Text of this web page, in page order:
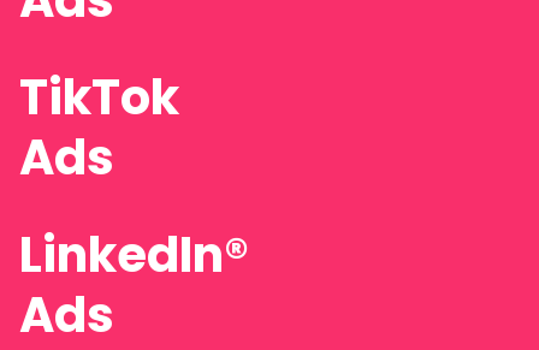
TikTok
Ads
LinkedIn®
Ads